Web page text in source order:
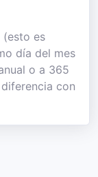
(esto es
día del mes
o a 365
con